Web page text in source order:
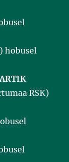
hobusel
ARTIK
RSK)